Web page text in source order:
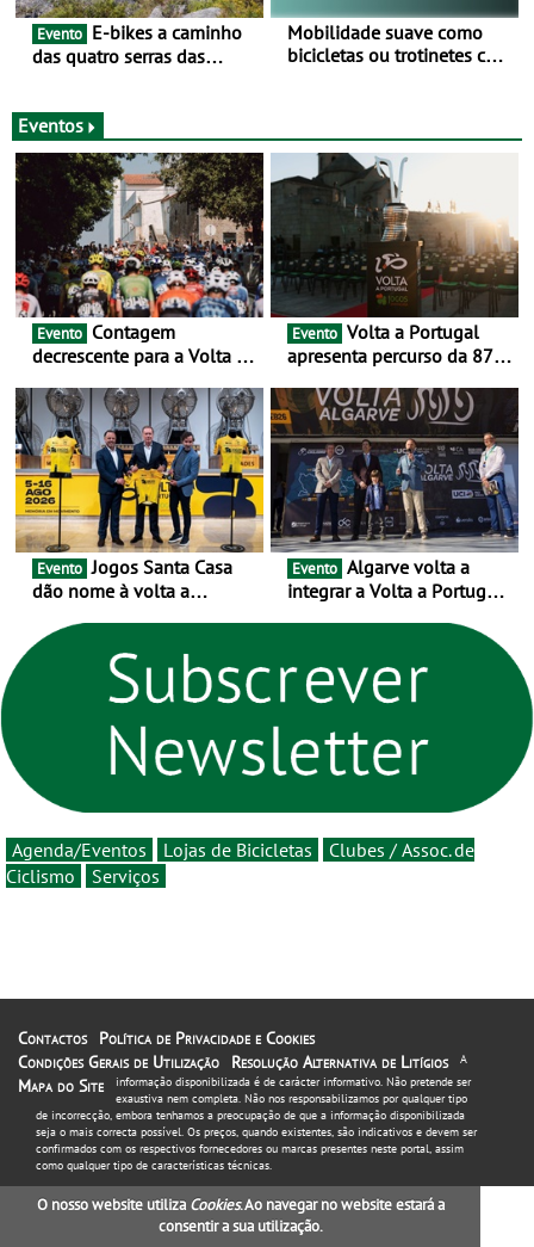
Evento
das quatro serras das
e 10 de Junho
Mobilidade suave como
bicicletas ou trotinetes com
usam os automóveis
exclusivamente em áreas
urbanas
Eventos
Evento
decrescente para a Volta a
as 17 equipas de 2026
Evento
apresenta percurso da 87.ª
novo ciclo rumo ao
centenário
Evento Jogos Santa Casa
dão nome à volta a
um novo ciclo da prova
rumo ao centenário - Volta
a Portugal em Bicicleta
estará na estrada entre 5 e
16 de agosto
Evento
integrar a Volta a Portugal
Agenda/Eventos Lojas de Bicicletas
Clubes / Assoc. de
Ciclismo
Serviços
Contactos
Política de Privacidade e Cookies
Condições Gerais de Utilização
Resolução Alternativa de Litígios
Mapa do Site
A
informação disponibilizada é de carácter informativo. Não pretende ser
exaustiva nem completa. Não nos responsabilizamos por qualquer tipo
de incorrecção, embora tenhamos a preocupação de que a informação disponibilizada
seja o mais correcta possível. Os preços, quando existentes, são indicativos e devem ser
confirmados com os respectivos fornecedores ou marcas presentes neste portal, assim
como qualquer tipo de características técnicas.
O nosso website utiliza Cookies. Ao navegar no website estará a
consentir a sua utilização.